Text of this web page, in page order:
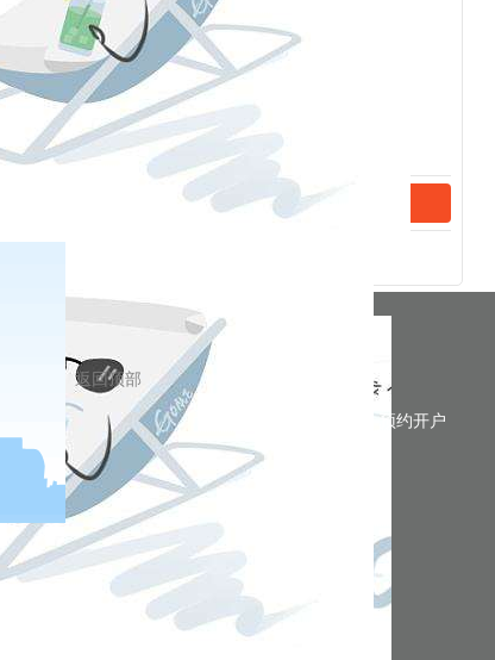
史和现实一再证明，科学理论一经掌
党员干部、广大群众所掌握，必将成
分享到
预约开户
返回顶部